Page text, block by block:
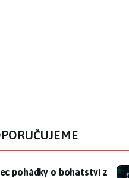
pohádky o bohatství z
pohádky o bohatství z